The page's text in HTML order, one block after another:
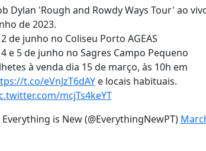
Dylan 'Rough and Rowdy Ways Tour' ao
de 2023.
2 de junho no Coliseu Porto AGEAS
4 e 5 de junho no Sagres Campo Pequeno
à venda dia 15 de março, às 10h em
t.co/eVnJzT6dAYe locais habituais.
mcjTs4keYT
is New (@EverythingNewPT)